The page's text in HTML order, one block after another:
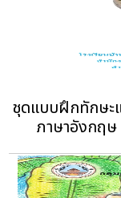
ชุดแบบฝึกทักษ
ภาษาอังกฤ